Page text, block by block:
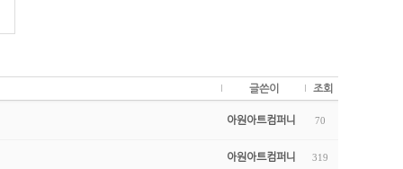
글쓴이 조회
아원아트컴퍼니 70
아원아트컴퍼니 319